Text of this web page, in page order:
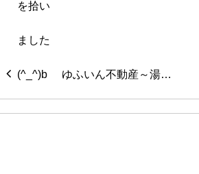
ゆふいん不動産～湯…